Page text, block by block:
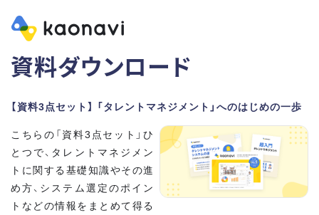
資料ダウンロード
【資料3点セット】 「タレントマネジメント」へのはじめの一歩
こちらの「資料3点セット」ひ
とつで、タレントマネジメン
トに関する基礎知識やその進
め方、システム選定のポイン
トなどの情報をまとめて得る